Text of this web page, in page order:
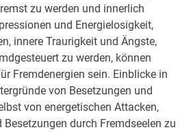
zu werden und innerlich
und Energielosigkeit,
innere Traurigkeit und Ängste,
zu werden, können
Fremdenergien sein. Einblicke in
von Besetzungen und
von energetischen Attacken,
durch Fremdseelen zu